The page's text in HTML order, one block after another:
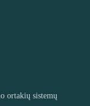
ortakių sistemų